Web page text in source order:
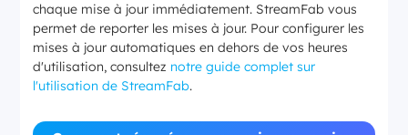
chaque mise à jour immédiatement. StreamFab vous
permet de reporter les mises à jour. Pour configurer les
mises à jour automatiques en dehors de vos heures
d'utilisation, consultez notre guide complet sur
l'utilisation de StreamFab.